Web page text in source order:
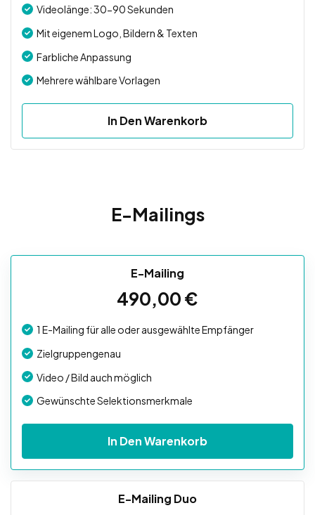
Videolänge: 30-90 Sekunden
Mit eigenem Logo, Bildern & Texten
Farbliche Anpassung
Mehrere wählbare Vorlagen
In Den Warenkorb
E-Mailings
E-Mailing
490,00€
1 E-Mailing für alle oder ausgewählte Empfänger
Zielgruppengenau
Video / Bild auch möglich
Gewünschte Selektionsmerkmale
In Den Warenkorb
E-Mailing Duo